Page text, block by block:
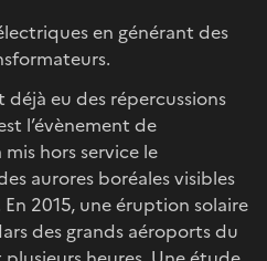
en générant des
déjà eu des répercussions
l’évènement de
hors service le
aurores boréales visibles
2015, une éruption solaire
des grands aéroports du